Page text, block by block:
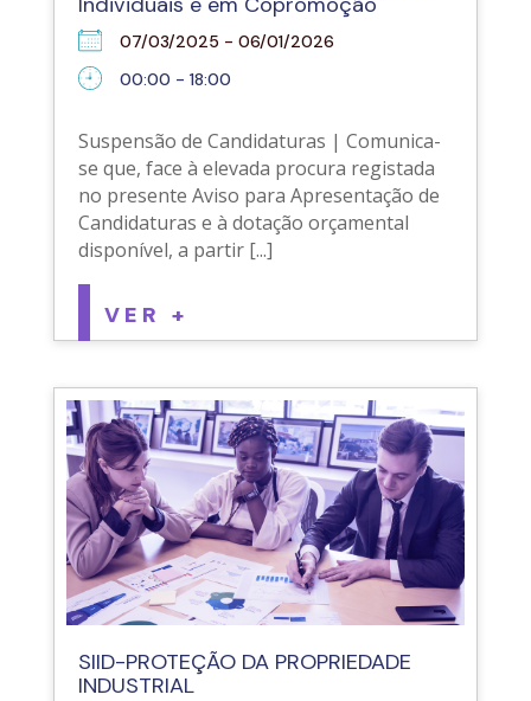
07/03/2025 - 06/01/2026
00:00 - 18:00
Suspensão de Candidaturas | Comunica-
se que, face à elevada procura registada
no presente Aviso para Apresentação de
Candidaturas e à dotação orçamental
disponível, a partir [...]
VER +
SIID-PROTEÇÃO DA PROPRIEDADE
INDUSTRIAL